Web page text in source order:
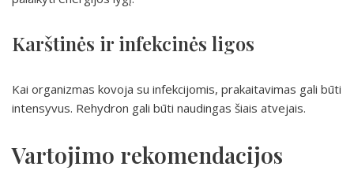
Karštinės ir infekcinės ligos
Kai organizmas kovoja su infekcijomis, prakaitavimas gali būti
intensyvus. Rehydron gali būti naudingas šiais atvejais.
Vartojimo rekomendacijos